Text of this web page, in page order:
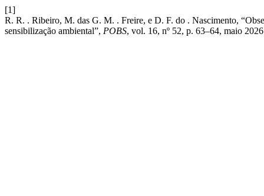
[1]
R. R. . Ribeiro, M. das G. M. . Freire, e D. F. do . Nascimento,
sensibilização ambiental”, POBS, vol. 16, nº 52, p. 63–64, maio